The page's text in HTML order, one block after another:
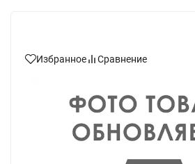
Избранное Сравнение